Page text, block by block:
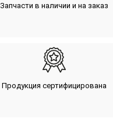
Запчасти в наличии и на заказ
Продукция сертифицирована